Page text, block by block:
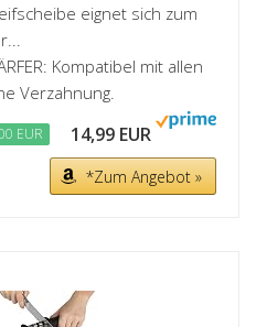
eignet sich zum
Kompatibel mit allen
Verzahnung.
EUR 14,99 EUR
*Zum Angebot »